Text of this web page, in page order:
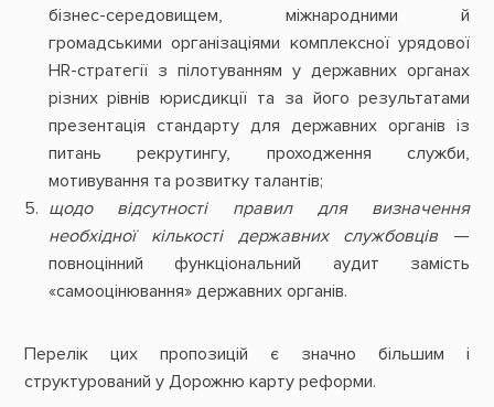
бізнес-середовищем, міжнародними й
громадськими організаціями комплексної урядової
HR-стратегії з пілотуванням у державних органах
різних рівнів юрисдикції та за його результатами
презентація стандарту для державних органів із
питань рекрутингу, проходження служби,
мотивування та розвитку талантів;
щодо відсутності правил для визначення
необхідної кількості державних службовців —
повноцінний функціональний аудит замість
«самооцінювання» державних органів.
Перелік цих пропозицій є значно більшим і
структурований у Дорожню карту реформи.